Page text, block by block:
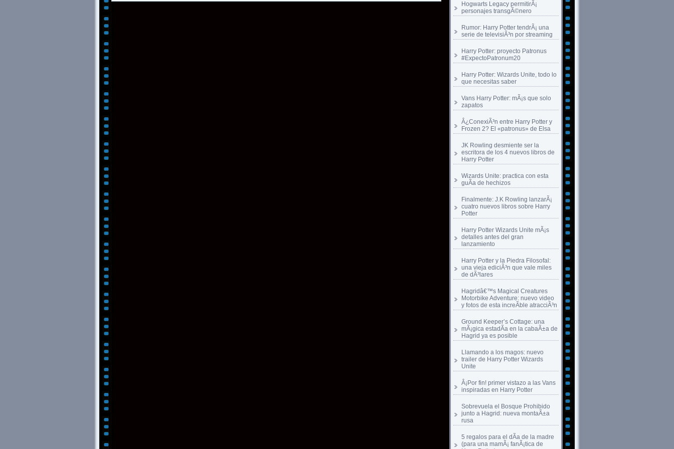
Hogwarts Legacy permitirÃ¡
personajes transgÃ©nero
Rumor: Harry Potter tendrÃ¡ una
serie de televisiÃ³n por streaming
Harry Potter: proyecto Patronus
#ExpectoPatronum20
Harry Potter: Wizards Unite, todo lo
que necesitas saber
Vans Harry Potter: mÃ¡s que solo
zapatos
Â¿ConexiÃ³n entre Harry Potter y
Frozen 2? El «patronus» de Elsa
JK Rowling desmiente ser la
escritora de los 4 nuevos libros de
Harry Potter
Wizards Unite: practica con esta
guÃ­a de hechizos
Finalmente: J.K Rowling lanzarÃ¡
cuatro nuevos libros sobre Harry
Potter
Harry Potter Wizards Unite mÃ¡s
detalles antes del gran
lanzamiento
Harry Potter y la Piedra Filosofal:
una vieja ediciÃ³n que vale miles
de dÃ³lares
Hagridâ€™s Magical Creatures
Motorbike Adventure: nuevo video
y fotos de esta increÃ­ble atracciÃ³n
Ground Keeper’s Cottage: una
mÃ¡gica estadÃ­a en la cabaÃ±a de
Hagrid ya es posible
Llamando a los magos: nuevo
trailer de Harry Potter Wizards
Unite
Â¡Por fin! primer vistazo a las Vans
inspiradas en Harry Potter
Sobrevuela el Bosque Prohibido
junto a Hagrid: nueva montaÃ±a
rusa
5 regalos para el dÃ­a de la madre
(para una mamÃ¡ fanÃ¡tica de